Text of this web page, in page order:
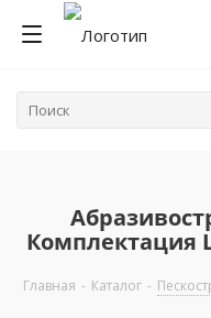
Комплектация
Главная - Каталог -